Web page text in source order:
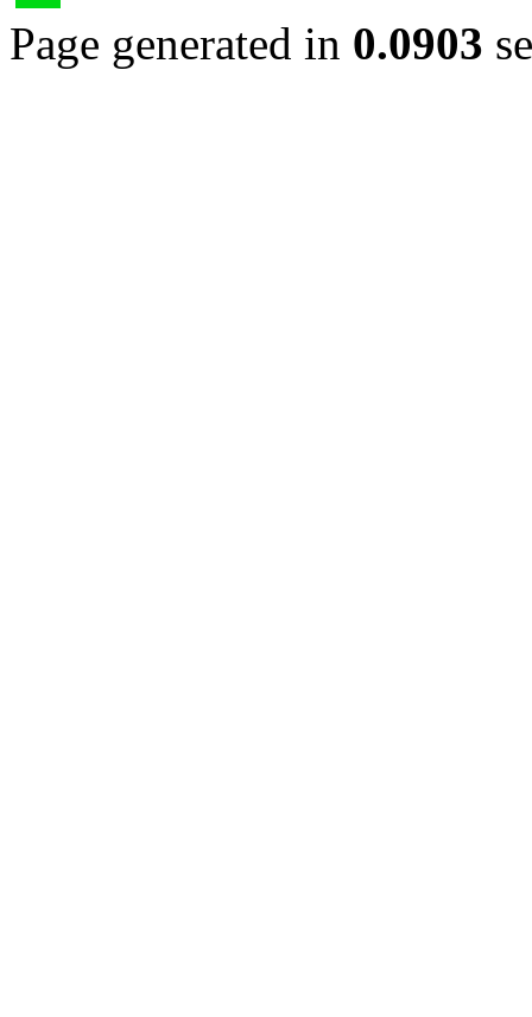
Page generated in 0.0903